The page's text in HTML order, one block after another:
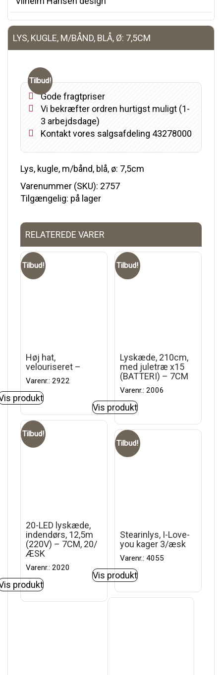
LYS, KUGLE, M/BÅND, BLÅ, Ø: 7,5CM
Tilbud!
Gode fragtpriser
Vi bekræfter ordren hurtigst muligt (1-
3 arbejdsdage)
Kontakt vores salgsafdeling 43278000
Lys, kugle, m/bånd, blå, ø: 7,5cm
Varenummer (SKU): 2757
Tilgængelig: på lager
RELATEREDE VARER
Tilbud!
Høj hat,
velouriseret –
Varenr.: 2922
produkt
Tilbud!
Lyskæde, 210cm,
med juletræ x15
(BATTERI) – 7CM
Varenr.: 2006
Vis produkt
Tilbud!
20-LED lyskæde,
indendørs, 12,5m
(220V) – 7CM, 20/
ÆSK
Varenr.: 2020
produkt
Tilbud!
Stearinlys, I-Love-
you kager 3/æsk
Varenr.: 4055
Vis produkt